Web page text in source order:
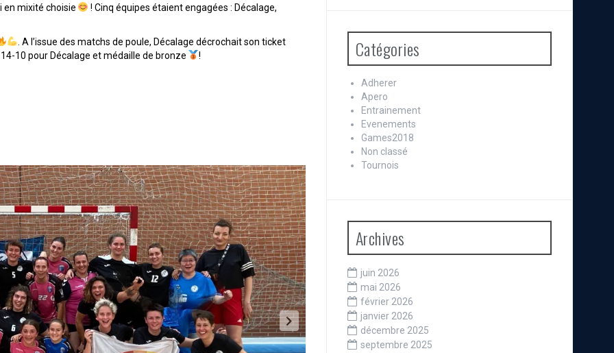
en mixité choisie
! Cinq équipes étaient engagées : Décalage,
. A l’issue des matchs de poule, Décalage décrochait son ticket
10 pour Décalage et médaille de bronze
!
Catégories
Adherer
Apero
Entrainement
Evenements
Games2018
Non classé
Tournois
Archives
juin 2026
mai 2026
février 2026
janvier 2026
décembre 2025
septembre 2025